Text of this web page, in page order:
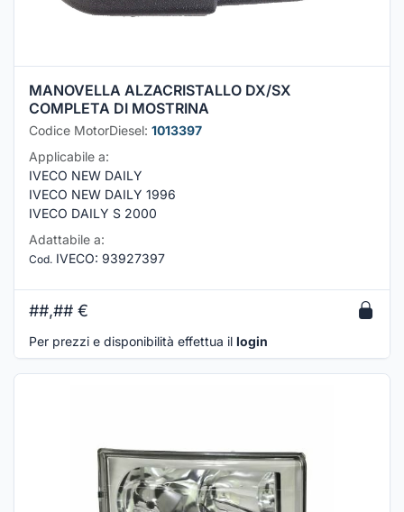
MANOVELLA ALZACRISTALLO DX/SX
COMPLETA DI MOSTRINA
Codice MotorDiesel: 1013397
Applicabile a:
IVECO NEW DAILY
IVECO NEW DAILY 1996
IVECO DAILY S 2000
Adattabile a:
Cod. IVECO: 93927397
##,## €
Per prezzi e disponibilità effettua il login